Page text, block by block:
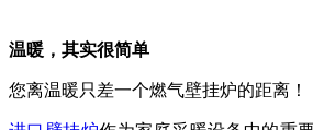
温暖，其实很简单
您离温暖只差一个燃气壁挂炉的距离！